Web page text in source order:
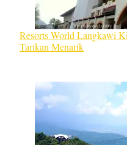
Resorts World Langkawi
Tarikan Menarik